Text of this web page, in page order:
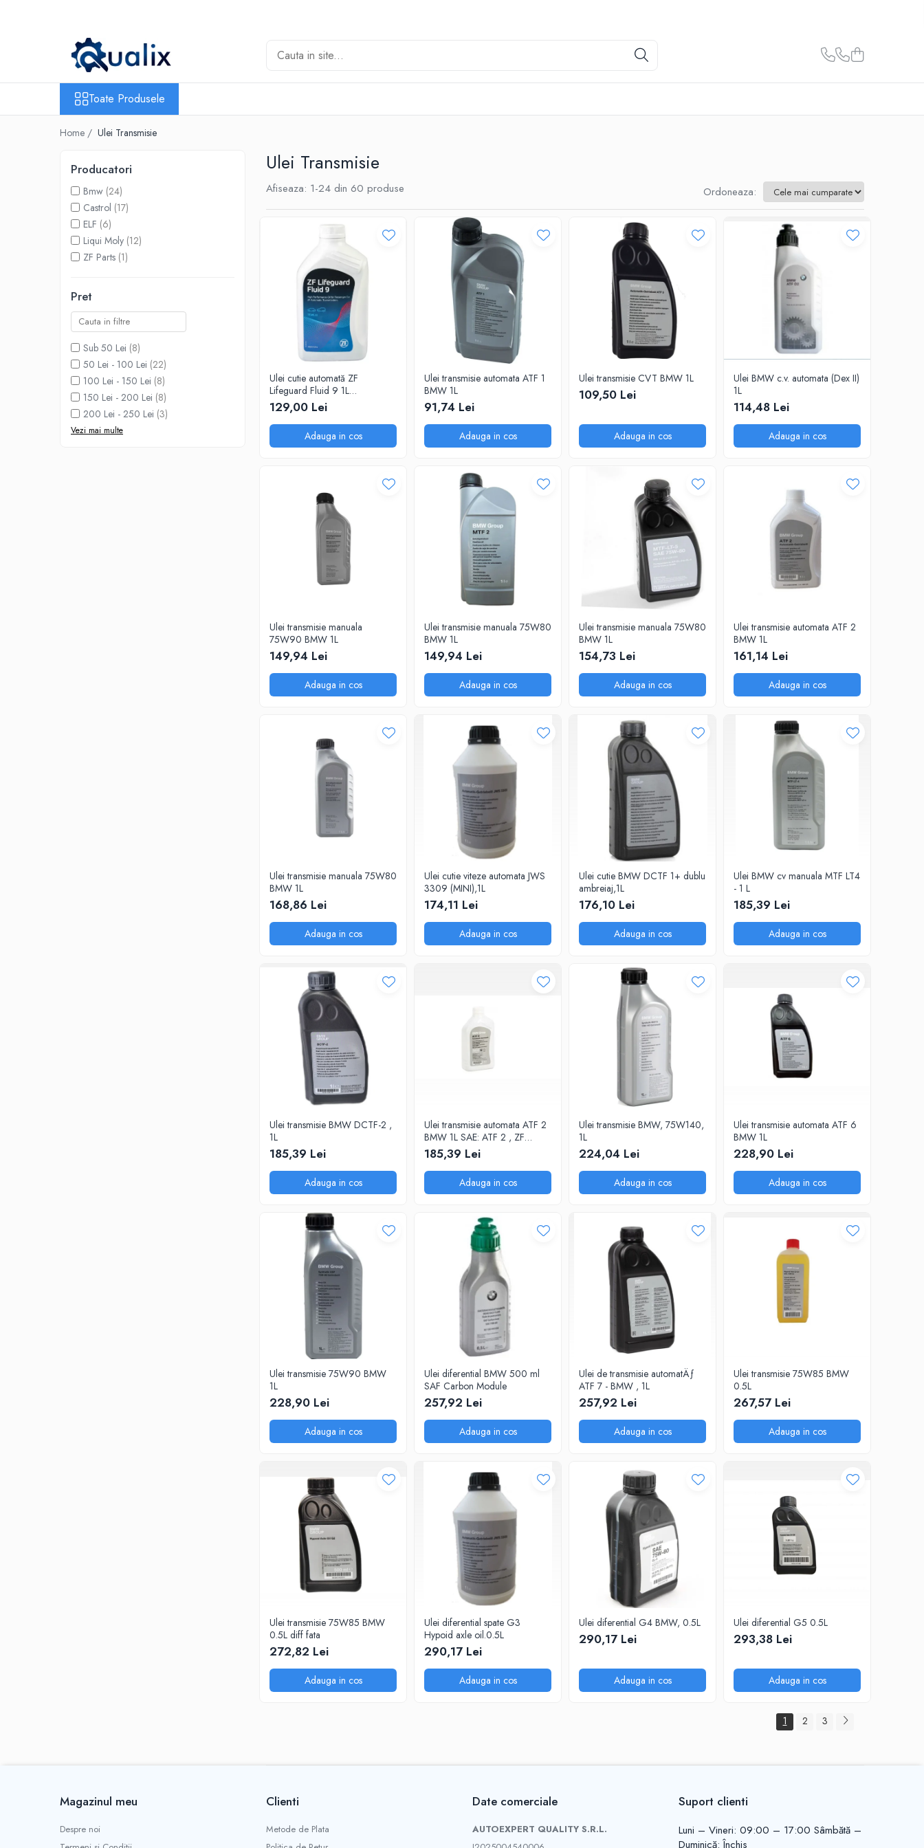
Toate Produsele
Antigel
Solutii Parbriz
Aditivi AdBlue
Adtitivi combustibil
Soluții de Curățare
Adaptoare LED
Auxiliare Halogen
Auxiliare LED
Toate Produsele
Home / Ulei Transmisie
Ulei Transmisie
Producatori
Bmw (24)
Castrol (17)
ELF (6)
Liqui Moly (12)
ZF Parts (1)
Pret
Sub 50 Lei (8)
50 Lei - 100 Lei (22)
100 Lei - 150 Lei (8)
150 Lei - 200 Lei (8)
200 Lei - 250 Lei (3)
Vezi mai multe
Afiseaza: 1-24 din 60 produse Ordoneaza:
Ulei cutie automată ZF
Lifeguard Fluid 9 1L
(AA01.500.001) – ATF ZF
8/9HP, OEM
129,00 Lei
Adauga in cos
Ulei transmisie automata ATF 1
BMW 1L
91,74 Lei
Adauga in cos
Ulei transmisie CVT BMW 1L
109,50 Lei
Adauga in cos
Ulei BMW c.v. automata (Dex II)
1L
114,48 Lei
Adauga in cos
Ulei transmisie manuala
75W90 BMW 1L
149,94 Lei
Adauga in cos
Ulei transmisie manuala 75W80
BMW 1L
149,94 Lei
Adauga in cos
Ulei transmisie manuala 75W80
BMW 1L
154,73 Lei
Adauga in cos
Ulei transmisie automata ATF 2
BMW 1L
161,14 Lei
Adauga in cos
Ulei transmisie manuala 75W80
BMW 1L
168,86 Lei
Adauga in cos
Ulei cutie viteze automata JWS
3309 (MINI),1L
174,11 Lei
Adauga in cos
Ulei cutie BMW DCTF 1+ dublu
ambreiaj,1L
176,10 Lei
Adauga in cos
Ulei BMW cv manuala MTF LT4
- 1 L
185,39 Lei
Adauga in cos
Ulei transmisie BMW DCTF-2 ,
1L
185,39 Lei
Adauga in cos
Ulei transmisie automata ATF 2
BMW 1L SAE: ATF 2 , ZF
LifeGuardFluid 6 Aplicatii:
transmisii automate ZF 6HP
185,39 Lei
Adauga in cos
Ulei transmisie BMW, 75W140,
1L
224,04 Lei
Adauga in cos
Ulei transmisie automata ATF 6
BMW 1L
228,90 Lei
Adauga in cos
Ulei transmisie 75W90 BMW
1L
228,90 Lei
Adauga in cos
Ulei diferential BMW 500 ml
SAF Carbon Module
257,92 Lei
Adauga in cos
Ulei de transmisie automatÄƒ
ATF 7 - BMW , 1L
257,92 Lei
Adauga in cos
Ulei transmisie 75W85 BMW
0.5L
267,57 Lei
Adauga in cos
Ulei transmisie 75W85 BMW
0.5L diff fata
272,82 Lei
Adauga in cos
Ulei diferential spate G3
Hypoid axle oil.0.5L
290,17 Lei
Adauga in cos
Ulei diferential G4 BMW, 0.5L
290,17 Lei
Adauga in cos
Ulei diferential G5 0.5L
293,38 Lei
Adauga in cos
1 2 3
Magazinul meu
Despre noi
Clienti
Metode de Plata
Date comerciale
AUTOEXPERT QUALITY S.R.L.
Suport clienti
Luni – Vineri: 09:00 – 17:00 Sâmbătă –
Duminică: Închis